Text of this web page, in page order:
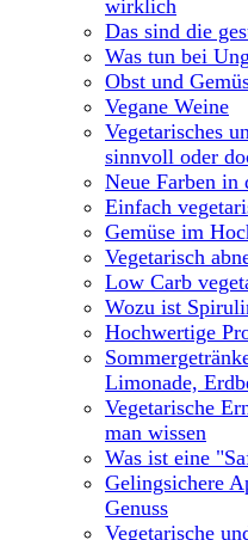
wirklich
Das sind die
Was tun bei
Obst und
Vegane Weine
Vegetarisches
sinnvoll oder
Neue Farben in
Einfach
Gemüse im
Vegetarisch
Low Carb
Wozu ist
Hochwertige
Limonade,
Vegetarische
man wissen
Was ist eine
Gelingsichere
Genuss
Vegetarische